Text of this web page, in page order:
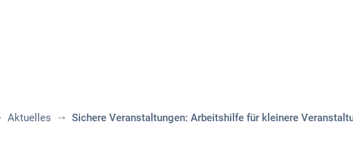
Aktuelles Sichere Veranstaltungen: Arbeitshilfe für kleinere